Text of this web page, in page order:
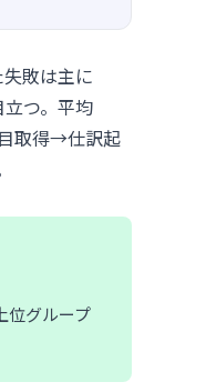
敗は主に
つ。平均
取得→仕訳起
位グループ